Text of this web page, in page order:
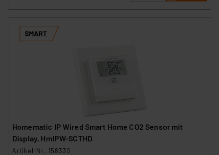
Homematic IP Wired Smart Home CO2 Sensor mit
Display, HmIPW-SCTHD
Artikel-Nr. 158330